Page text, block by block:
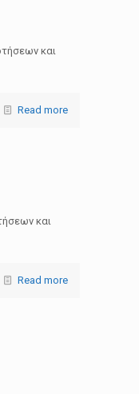
και
Read more
και
Read more